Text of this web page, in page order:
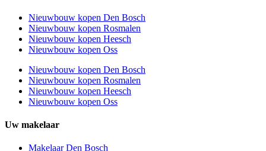
Nieuwbouw kopen Den Bosch
Nieuwbouw kopen Rosmalen
Nieuwbouw kopen Heesch
Nieuwbouw kopen Oss
Nieuwbouw kopen Den Bosch
Nieuwbouw kopen Rosmalen
Nieuwbouw kopen Heesch
Nieuwbouw kopen Oss
Uw makelaar
Makelaar Den Bosch